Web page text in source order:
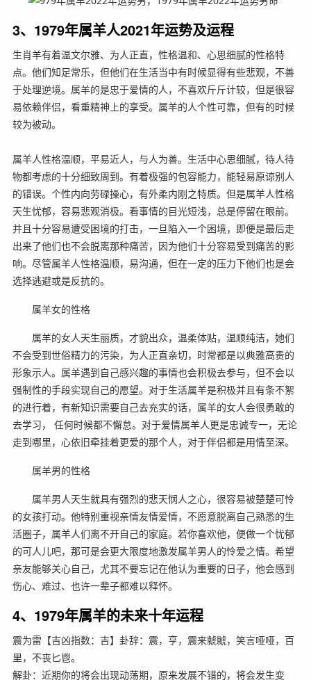
3、1979年属羊人2021年运势及运程
生肖羊有着温文尔雅、为人正直，性格温和、心思细腻的性格特
点。他们知足常乐，但他们在生活当中有时候显得有些悲观，不善
于处理逆境。属羊的是忠于爱情的人，不喜欢斤斤计较，但是很容
易依赖伴侣，看重精神上的享受。属羊的人个性可靠，但有的时候
较为被动。
属羊人性格温顺，平易近人，与人为善。生活中心思细腻，待人待
物都考虑的十分细致周到。有着极强的包容能力，能轻易原谅别人
的错误。个性内向劳碌操心，有外柔内刚之特质。但是属羊人性格
天生忧郁，容易悲观消极。看事情的目光短浅，总是停留在眼前。
并且十分容易遭受困境的打击，一旦陷入一个困境，即便是最后走
出来了他们也不会脱离那种痛苦，因为他们十分容易受到痛苦的影
响。尽管属羊人性格温顺，易沟通，但在一定的压力下他们也是会
选择逃避或是反抗的。
属羊女的性格
属羊的女人天生丽质，才貌出众，温柔体贴，温顺纯洁，她们
不会受到世俗精力的污染，为人正直亲切，时常都是以典雅高贵的
形象示人。属羊遇到自己感兴趣的事情也会积极去参与，但不会以
强制性的手段实现自己的愿望。对于生活属羊是积极并且有条不絮
的进行着，有新知识需要自己去充实的话，属羊的女人会很勇敢的
去学习， 任何时候都不懈怠。对于爱情属羊人更是忠诚专一，无论
走到哪里，心依旧牵挂着更爱的那个人，对于伴侣都是用情至深。
属羊男的性格
属羊男人天生就具有强烈的悲天悯人之心，很容易被楚楚可怜
的女孩打动。他特别重视亲情友情爱情，不愿意脱离自己熟悉的生
活圈子，属羊人们离不开自己的家庭。若你喜欢他，便做一个忧郁
的可人儿吧，那可是会更大限度地激发属羊男人的怜爱之情。希望
亲友能够关心自己，尤其不要忘记在他认为重要的日子，他会感到
伤心、难过、也许一辈子都难以释怀。
4、1979年属羊的未来十年运程
震为雷【吉凶指数：吉】卦辞：震，亨，震来虩虩，笑言哑哑，百
里，不丧匕鬯。
解卦：近期你的将会出现动荡期，原来发展不错的，将会发生变